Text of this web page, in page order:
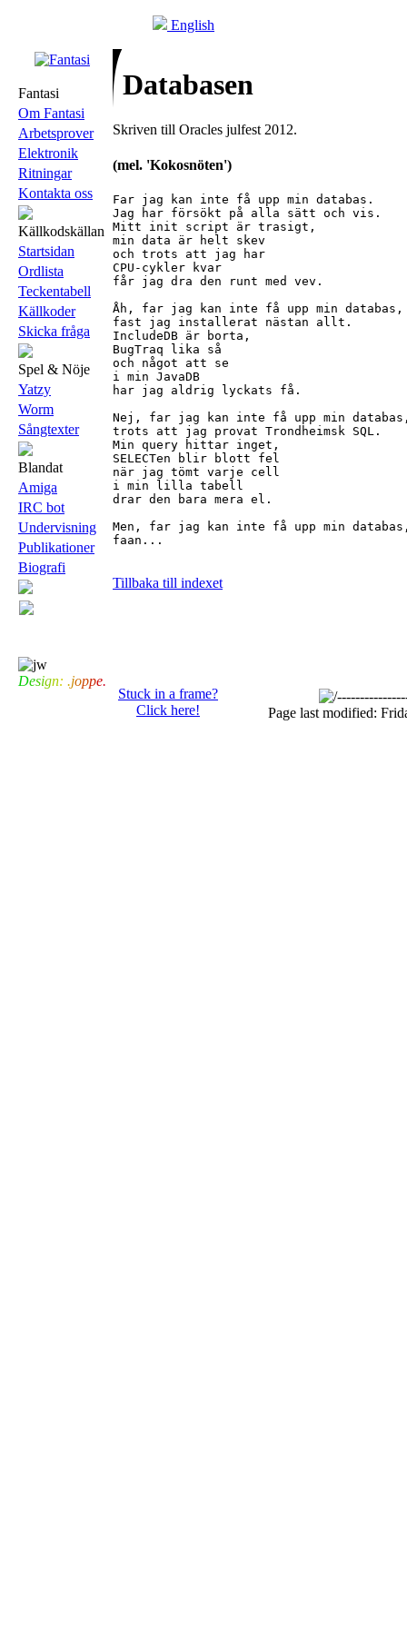
English
Fantasi
Om Fantasi
Arbetsprover
Elektronik
Ritningar
Kontakta oss
Källkodskällan
Startsidan
Ordlista
Teckentabell
Källkoder
Skicka fråga
Spel & Nöje
Yatzy
Worm
Sångtexter
Blandat
Amiga
IRC bot
Undervisning
Publikationer
Biografi
Databasen
Skriven till Oracles julfest 2012.
(mel. 'Kokosnöten')
Far jag kan inte få upp min databas.
Jag har försökt på alla sätt och vis.
Mitt init script är trasigt,
min data är helt skev
och trots att jag har
CPU-cykler kvar
får jag dra den runt med vev.
Åh, far jag kan inte få upp min databas,
fast jag installerat nästan allt.
IncludeDB är borta,
BugTraq lika så
och något att se
i min JavaDB
har jag aldrig lyckats få.
Nej, far jag kan inte få upp min
trots att jag provat Trondheimsk SQL.
Min query hittar inget,
SELECTen blir blott fel
när jag tömt varje cell
i min lilla tabell
drar den bara mera el.
Men, far jag kan inte få upp min
faan...
Tillbaka till indexet
Design: .joppe.
Stuck in a frame?
Click here!
Page last modified: